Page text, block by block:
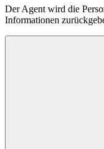
Der Agent wird die
Informationen